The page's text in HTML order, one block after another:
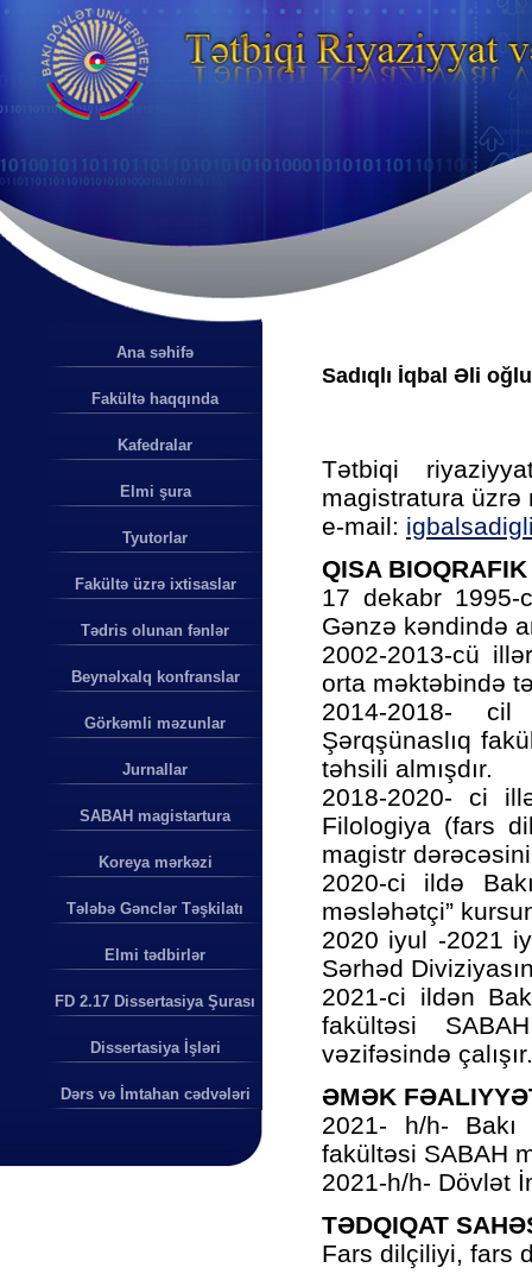
Ana səhifə
Fakültə haqqında
Kafedralar
Elmi şura
Tyutorlar
Fakültə üzrə ixtisaslar
Tədris olunan fənlər
Beynəlxalq konfranslar
Görkəmli məzunlar
Jurnallar
SABAH magistartura
Koreya mərkəzi
Tələbə Gənclər Təşkilatı
Elmi tədbirlər
FD 2.17 Dissertasiya Şurası
Dissertasiya İşləri
Dərs və İmtahan cədvələri
Sadıqlı İqbal Əli oğlu
Tətbiqi
magistratura üzrə
e-mail:
QISA
17 dekabr 1995-
Gənzə kəndində
2002-2013-cü
orta məktəbində
2014-2018-
Şərqşünaslıq
təhsili almışdır.
2018-2020- ci
Filologiya (fars
magistr dərəcəsini
2020-ci ildə
məsləhətçi”
2020 iyul -2021
Sərhəd
2021-ci ildən
fakültəsi
vəzifəsində çalışır.
ƏMƏK
2021- h/h-
fakültəsi SABAH
2021-h/h- Dövlət
TƏDQIQAT
Fars dilçiliyi, fars